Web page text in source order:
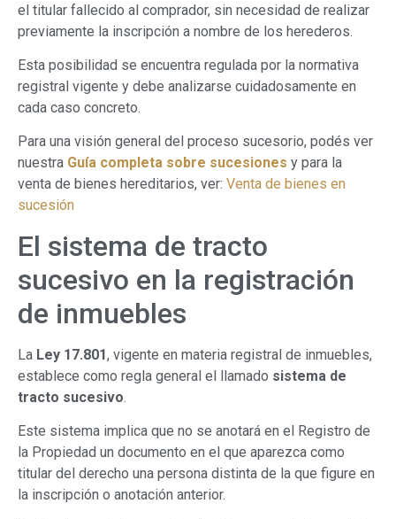
el titular fallecido al comprador, sin necesidad de realizar
previamente la inscripción a nombre de los herederos.
Esta posibilidad se encuentra regulada por la normativa
registral vigente y debe analizarse cuidadosamente en
cada caso concreto.
Para una visión general del proceso sucesorio, podés ver
nuestra Guía completa sobre sucesiones y para la
venta de bienes hereditarios, ver: Venta de bienes en
sucesión
El sistema de tracto
sucesivo en la registración
de inmuebles
La Ley 17.801, vigente en materia registral de inmuebles,
establece como regla general el llamado sistema de
tracto sucesivo.
Este sistema implica que no se anotará en el Registro de
la Propiedad un documento en el que aparezca como
titular del derecho una persona distinta de la que figure en
la inscripción o anotación anterior.